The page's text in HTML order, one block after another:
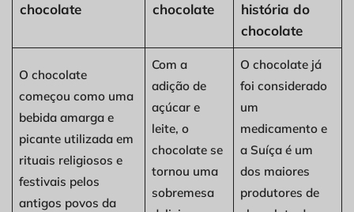
chocolate
chocolate
história do
chocolate
O chocolate
começou como uma
bebida amarga e
picante utilizada em
rituais religiosos e
festivais pelos
antigos povos da
Com a
adição de
açúcar e
leite, o
chocolate se
tornou uma
sobremesa
O chocolate já
foi considerado
um
medicamento e
a Suíça é um
dos maiores
produtores de